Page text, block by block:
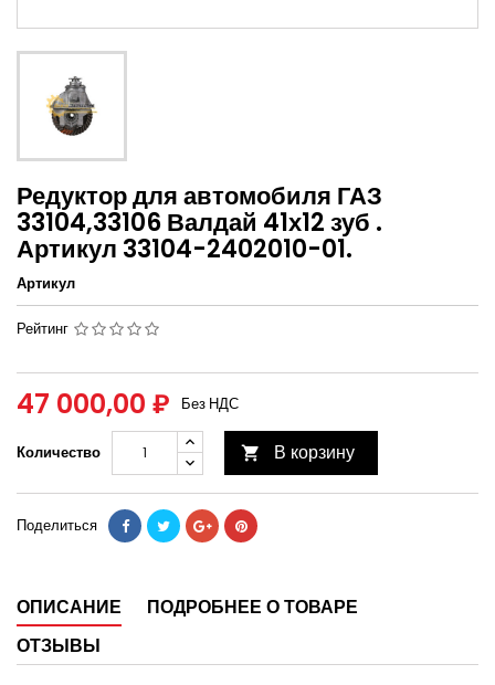
Редуктор для автомобиля ГАЗ
33104,33106 Валдай 41х12 зуб .
Артикул 33104-2402010-01.
Артикул
Рейтинг
47 000,00 ₽ Без НДС
Количество  В корзину
Поделиться
ОПИСАНИЕ
ПОДРОБНЕЕ О ТОВАРЕ
ОТЗЫВЫ